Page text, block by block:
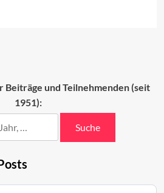
Beiträge und Teilnehmenden (seit
1951):
Suche